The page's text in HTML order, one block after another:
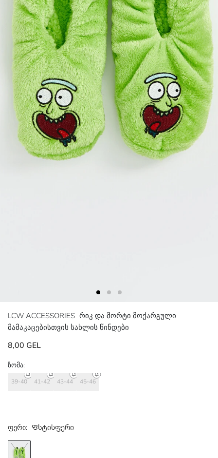
LCW ACCESSORIES რიკ და მორტი მოქარგული
მამაკაცებისთვის სახლის წინდები
8,00 GEL
ფერი: Ფსტისფერი
ზომა:
39-40 41-42 43-44 45-46